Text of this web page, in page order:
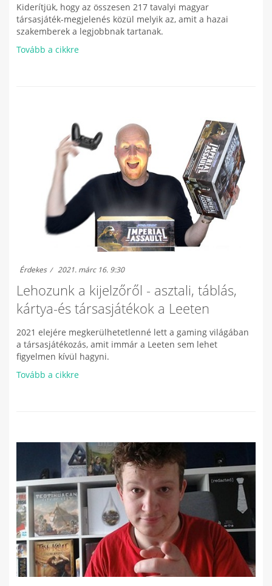
Kiderítjük, hogy az összesen 217 tavalyi magyar
társasjáték-megjelenés közül melyik az, amit a hazai
szakemberek a legjobbnak tartanak.
Tovább a cikkre
Érdekes 2021. márc 16. 9:30
Lehozunk a kijelzőről - asztali, táblás,
kártya-és társasjátékok a Leeten
2021 elejére megkerülhetetlenné lett a gaming világában
a társasjátékozás, amit immár a Leeten sem lehet
figyelmen kívül hagyni.
Tovább a cikkre